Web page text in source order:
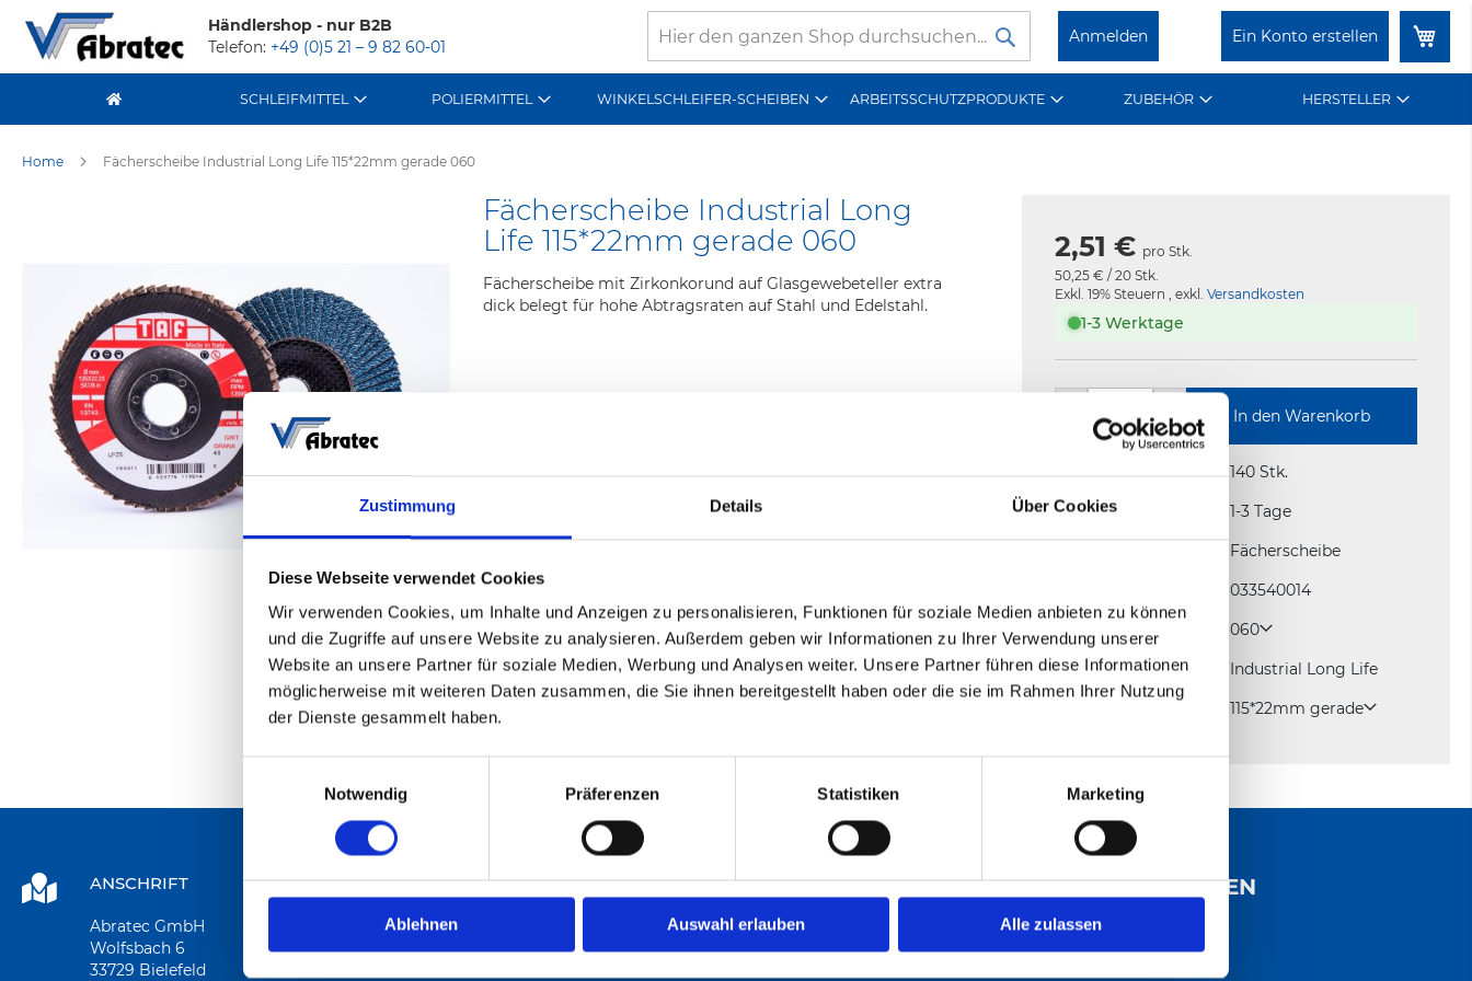
Zustimmung Details Über Cookies
Diese Webseite verwendet Cookies
Wir verwenden Cookies, um Inhalte und Anzeigen zu personalisieren, Funktionen für soziale Medien anbieten zu können
und die Zugriffe auf unsere Website zu analysieren. Außerdem geben wir Informationen zu Ihrer Verwendung unserer
Website an unsere Partner für soziale Medien, Werbung und Analysen weiter. Unsere Partner führen diese Informationen
möglicherweise mit weiteren Daten zusammen, die Sie ihnen bereitgestellt haben oder die sie im Rahmen Ihrer Nutzung
der Dienste gesammelt haben.
Notwendig
Präferenzen Statistiken Marketing
Ablehnen Auswahl erlauben Alle zulassen
Mein
Anmelden Ein Konto erstellen
Händlershop - nur B2B
Telefon: +49 (0)5 21 – 9 82 60-01
SCHLEIFMITTEL POLIERMITTEL WINKELSCHLEIFER-SCHEIBEN ARBEITSSCHUTZPRODUKTE ZUBEHÖR HERSTELLER
Home Fächerscheibe Industrial Long Life 115*22mm gerade 060
Fächerscheibe Industrial Long
Life 115*22mm gerade 060
Fächerscheibe mit Zirkonkorund auf Glasgewebeteller extra
dick belegt für hohe Abtragsraten auf Stahl und Edelstahl.
2,51 € pro Stk.
50,25 € / 20 Stk.
Exkl. 19% Steuern
exkl. Versandkosten
1-3 Werktage
+ In den Warenkorb
Lagerbestand
140 Stk.
Lieferzeit
1-3 Tage
Mehr
Fächerscheibe
033540014
Körnung
060
Qualität
Industrial Long Life
115*22mm gerade
ANSCHRIFT
Abratec GmbH
Wolfsbach 6
33729 Bielefeld
KUNDENKONTO
Registrieren
INFORMATIONEN
Zahlungsarten